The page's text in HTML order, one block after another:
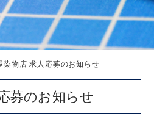
染物店 求人応募のお知らせ
募のお知らせ